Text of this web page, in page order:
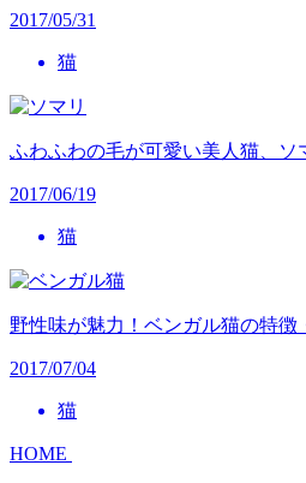
2017/05/31
猫
ふわふわの毛が可愛い美人猫、ソ
2017/06/19
猫
野性味が魅力！ベンガル猫の特徴
2017/07/04
猫
HOME